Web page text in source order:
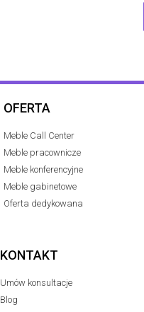
OFERTA
Meble Call Center
Meble pracownicze
Meble konferencyjne
Meble gabinetowe
Oferta dedykowana
KONTAKT
Umów konsultacje
Blog